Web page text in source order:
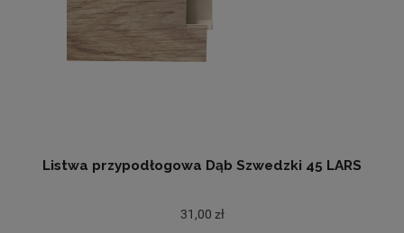
Listwa przypodłogowa Dąb Szwedzki 45 LARS
31,00 zł